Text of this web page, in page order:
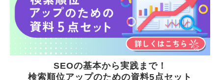
SEOの基本から実践まで！
検索順位アップのための資料5点セット